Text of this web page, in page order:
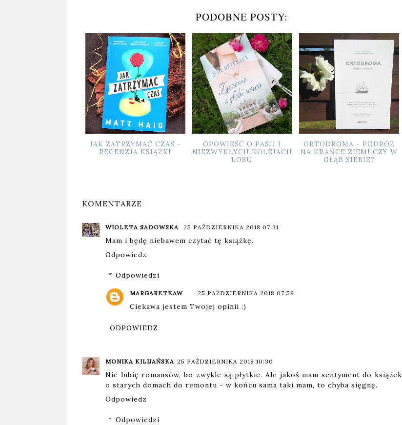
PODOBNE POSTY:
OPOWIEŚĆ O PASJI I
NIEZWYKŁYCH KOLEJACH
ORTODROMA - PODRÓŻ
NA KRAŃCE ZIEMI CZY W
GŁĄB SIEBIE?
PRZYJAŹŃ, GNIEW I
ZEMSTA, CZYLI
OPOWIEŚĆ O
KOMENTARZE
WIOLETA SADOWSKA 25 PAŹDZIERNIKA 2018 07:31
Mam i będę niebawem czytać tę książkę.
Odpowiedz
Odpowiedzi
MARGARETKAW 25 PAŹDZIERNIKA 2018 07:59
Ciekawa jestem Twojej opinii :)
ODPOWIEDZ
MONIKA KILIJAŃSKA 25 PAŹDZIERNIKA 2018 10:30
Nie lubię romansów, bo zwykle są płytkie. Ale jakoś mam sentyment do książek
o starych domach do remontu - w końcu sama taki mam, to chyba sięgnę.
Odpowiedz
Odpowiedzi